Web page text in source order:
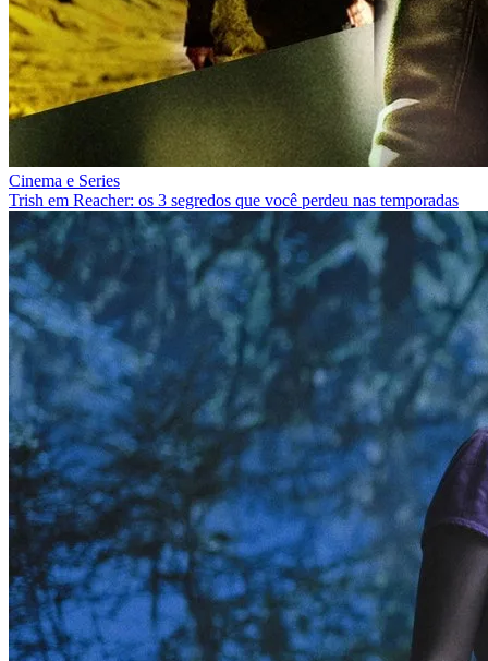
Cinema e Series
Trish em Reacher: os 3 segredos que você perdeu nas temporadas